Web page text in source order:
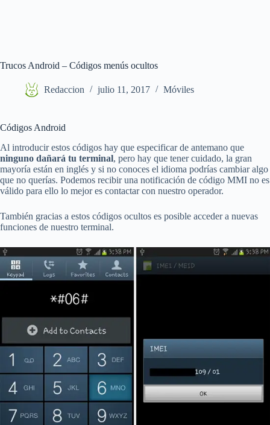
Trucos Android – Códigos menús ocultos
Redaccion julio 11, 2017 Móviles
Códigos Android
Al introducir estos códigos hay que especificar de antemano que
ninguno dañará tu terminal, pero hay que tener cuidado, la gran
mayoría están en inglés y si no conoces el idioma podrías cambiar algo
que no querías. Podemos recibir una notificación de código MMI no es
válido para ello lo mejor es contactar con nuestro operador.
También gracias a estos códigos ocultos es posible acceder a nuevas
funciones de nuestro terminal.